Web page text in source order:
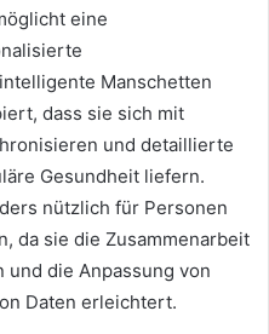
eine
Manschetten
dass sie sich mit
und detaillierte
Gesundheit liefern.
nützlich für Personen
da sie die Zusammenarbeit
die Anpassung von
Daten erleichtert.